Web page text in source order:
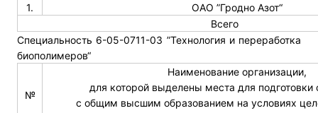
1.
ОАО ”Гродно Азот“
Всего
Специальность 6-05-0711-03 ”Технология и переработка
биополимеров“
№
Наименование организации,
для которой выделены места для подготовки
с общим высшим образованием на условиях